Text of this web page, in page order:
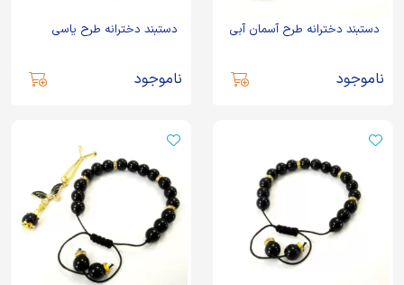
دستبند دخترانه طرح آسمان آبی
ناموجود
دستبند دخترانه طرح یاسی
ناموجود